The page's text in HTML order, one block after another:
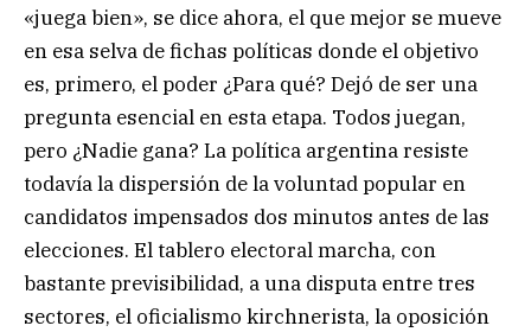
«juega bien», se dice ahora, el que mejor se mueve
en esa selva de fichas políticas donde el objetivo
es, primero, el poder ¿Para qué? Dejó de ser una
pregunta esencial en esta etapa. Todos juegan,
pero ¿Nadie gana? La política argentina resiste
todavía la dispersión de la voluntad popular en
candidatos impensados dos minutos antes de las
elecciones. El tablero electoral marcha, con
bastante previsibilidad, a una disputa entre tres
sectores, el oficialismo kirchnerista, la oposición